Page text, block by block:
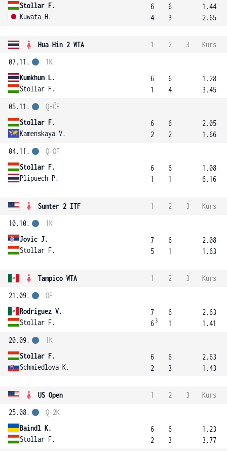
Stollar F.
Kuwata H.
6
4
6
3
1.44
2.65
Hua Hin 2 WTA 1 2 3
Kurs
07.11.
Kumkhum L.
Stollar F.
1K
6
1
6
4
1.28
3.45
05.11.
Stollar F.
Kamenskaya V.
Q-ČF
6
2
6
2
2.05
1.66
04.11.
Stollar F.
Plipuech P.
Q-OF
6
1
6
1
1.08
6.16
Sumter 2 ITF 1 2 3
Kurs
10.10.
Jovic J.
Stollar F.
1K
7
5
6
1
2.08
1.63
Tampico WTA 1 2 3
Kurs
21.09.
Rodriguez V.
Stollar F.
OF
7
6 3
6
1
2.63
1.41
20.09.
Stollar F.
Schmiedlova K.
1K
6
2
6
3
2.63
1.43
US Open 1 2 3
Kurs
25.08.
Baindl K.
Stollar F.
Q-2K
6
2
6
3
1.23
3.77